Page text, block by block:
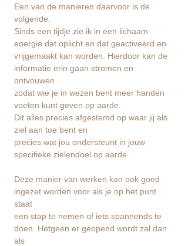
Een van de manieren daarvoor is de
volgende.
Sinds een tijdje zie ik in een lichaam
energie dat oplicht en dat geactiveerd en
vrijgemaakt kan worden. Hierdoor kan de
informatie erin gaan stromen en
ontvouwen
zodat wie je in wezen bent meer handen
voeten kunt geven op aarde.
Dit alles precies afgestemd op waar jij als
ziel aan toe bent en
precies wat jou ondersteunt in jouw
specifieke zielendoel op aarde.
Deze manier van werken kan ook goed
ingezet worden voor als je op het punt
staat
een stap te nemen of iets spannends te
doen. Hetgeen er geopend wordt zal dan
als